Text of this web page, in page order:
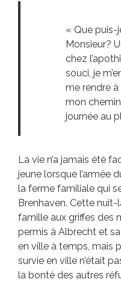
« Que puis-
Monsieur?
chez
souci, je
me rendre à
mon
journée au
La vie n’a jamais été
jeune lorsque l’armée
la ferme familiale qui
Brenhaven. Cette
famille aux griffes des
permis à Albrecht et
en ville à temps, mais
survie en ville n’était
la bonté des autres